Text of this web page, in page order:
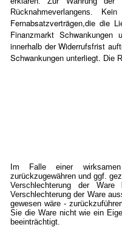
Rücknahmeverlangens.
Fernabsatzverträgen,die die
Finanzmarkt
innerhalb der Widerrufsfrist
Schwankungen unterliegt. Die
Im Falle einer
zurückzugewähren und ggf.
Verschlechterung der
Verschlechterung der Ware
gewesen wäre -
Sie die Ware nicht wie ein
beeinträchtigt.